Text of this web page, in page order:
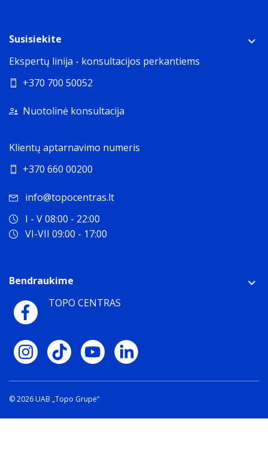
Susisiekite
Ekspertų linija - konsultacijos perkantiems
+370 700 50052
Nuotolinė konsultacija
Klientų aptarnavimo numeris
+370 660 00200
info@topocentras.lt
I - V 08:00 - 22:00
VI-VII 09:00 - 17:00
Bendraukime
TOPO CENTRAS
© 2026 UAB „Topo Grupė“